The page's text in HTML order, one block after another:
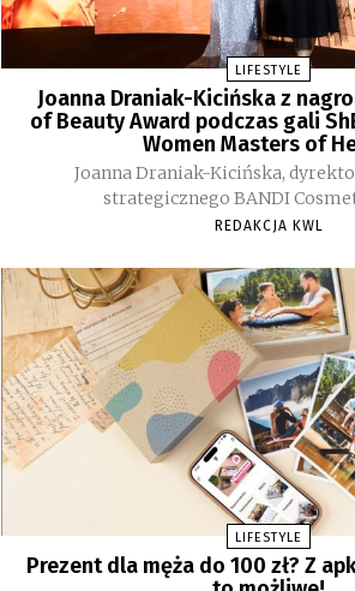
LIFESTYLE
Joanna Draniak-Kicińska z
of Beauty Award podczas gali
Women Masters of
Joanna Draniak-Kicińska,
strategicznego BANDI
REDAKCJA KWL
LIFESTYLE
Prezent dla męża do 100 zł? Z